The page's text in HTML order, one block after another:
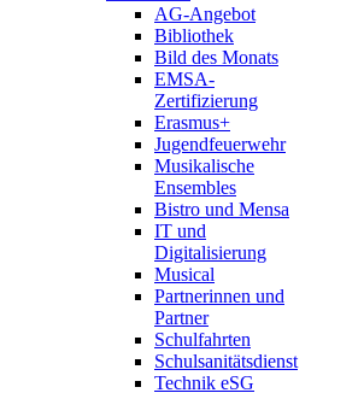
AG-Angebot
Bibliothek
Bild des Monats
EMSA-
Zertifizierung
Erasmus+
Jugendfeuerwehr
Musikalische
Ensembles
Bistro und Mensa
IT und
Digitalisierung
Musical
Partnerinnen und
Partner
Schulfahrten
Schulsanitätsdienst
Technik eSG